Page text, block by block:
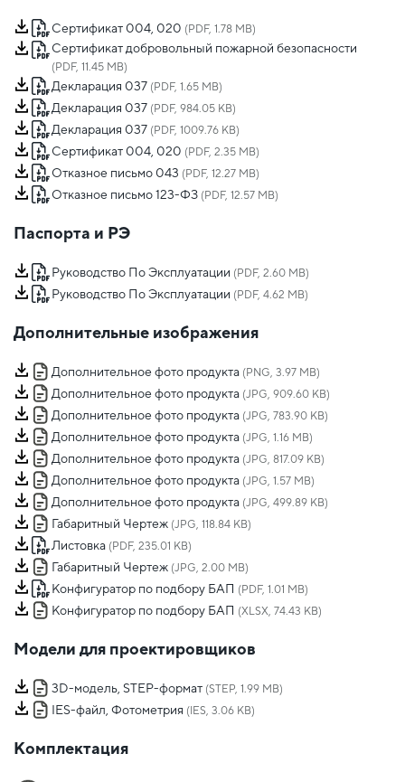
Сертификат 004, 020 (PDF, 1.78 MB)
Сертификат добровольный пожарной безопасности
(PDF, 11.45 MB)
Декларация 037 (PDF, 1.65 MB)
Декларация 037 (PDF, 984.05 KB)
Декларация 037 (PDF, 1009.76 KB)
Сертификат 004, 020 (PDF, 2.35 MB)
Отказное письмо 043 (PDF, 12.27 MB)
Отказное письмо 123-ФЗ (PDF, 12.57 MB)
Паспорта и РЭ
Руководство По Эксплуатации (PDF, 2.60 MB)
Руководство По Эксплуатации (PDF, 4.62 MB)
Дополнительные изображения
Дополнительное фото продукта (PNG, 3.97 MB)
Дополнительное фото продукта (JPG, 909.60 KB)
Дополнительное фото продукта (JPG, 783.90 KB)
Дополнительное фото продукта (JPG, 1.16 MB)
Дополнительное фото продукта (JPG, 817.09 KB)
Дополнительное фото продукта (JPG, 1.57 MB)
Дополнительное фото продукта (JPG, 499.89 KB)
Габаритный Чертеж (JPG, 118.84 KB)
Листовка (PDF, 235.01 KB)
Габаритный Чертеж (JPG, 2.00 MB)
Конфигуратор по подбору БАП (PDF, 1.01 MB)
Конфигуратор по подбору БАП (XLSX, 74.43 KB)
Модели для проектировщиков
3D-модель, STEP-формат (STEP, 1.99 MB)
IES-файл, Фотометрия (IES, 3.06 KB)
Комплектация